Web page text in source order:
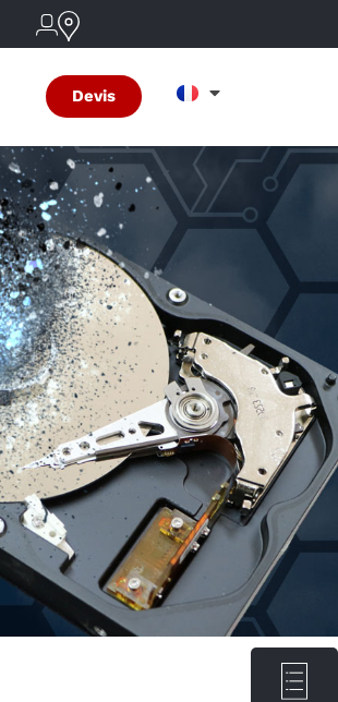
Devis